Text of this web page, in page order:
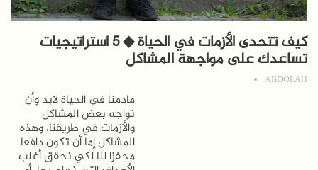
كيف تتحدى الأزمات في الحياة ◆ 5 استراتيجيات
تساعدك على مواجهة المشاكل
ABDOLAH
مادمنا في الحياة لابد وأن
نواجه بعض المشاكل
والأزمات في طريقنا، وهذه
المشاكل إما أن تكون دافعا
محفزا لنا لكي نحقق أغلب